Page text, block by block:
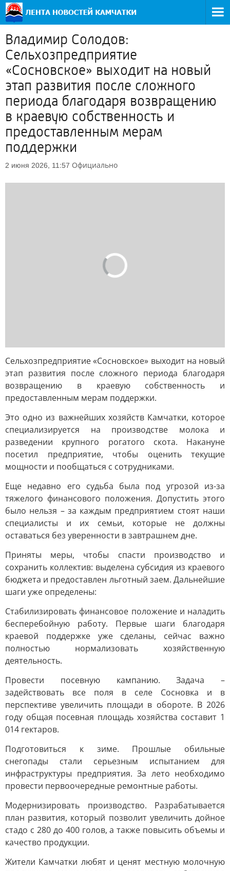
Владимир Солодов:
Сельхозпредприятие
«Сосновское» выходит на новый
этап развития после сложного
периода благодаря возвращению
в краевую собственность и
предоставленным мерам
поддержки
2 июня 2026, 11:57 Официально
Сельхозпредприятие «Сосновское» выходит на новый
этап развития после сложного периода благодаря
возвращению в краевую собственность и
предоставленным мерам поддержки.
Это одно из важнейших хозяйств Камчатки, которое
специализируется на производстве молока и
разведении крупного рогатого скота. Накануне
посетил предприятие, чтобы оценить текущие
мощности и пообщаться с сотрудниками.
Еще недавно его судьба была под угрозой из-за
тяжелого финансового положения. Допустить этого
было нельзя – за каждым предприятием стоят наши
специалисты и их семьи, которые не должны
оставаться без уверенности в завтрашнем дне.
Приняты меры, чтобы спасти производство и
сохранить коллектив: выделена субсидия из краевого
бюджета и предоставлен льготный заем. Дальнейшие
шаги уже определены:
Стабилизировать финансовое положение и наладить
бесперебойную работу. Первые шаги благодаря
краевой поддержке уже сделаны, сейчас важно
полностью нормализовать хозяйственную
деятельность.
Провести посевную кампанию. Задача –
задействовать все поля в селе Сосновка и в
перспективе увеличить площади в обороте. В 2026
году общая посевная площадь хозяйства составит 1
014 гектаров.
Подготовиться к зиме. Прошлые обильные
снегопады стали серьезным испытанием для
инфраструктуры предприятия. За лето необходимо
провести первоочередные ремонтные работы.
Модернизировать производство. Разрабатывается
план развития, который позволит увеличить дойное
стадо с 280 до 400 голов, а также повысить объемы и
качество продукции.
Жители Камчатки любят и ценят местную молочную